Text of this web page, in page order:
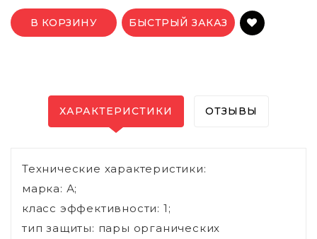
В КОРЗИНУ БЫСТРЫЙ ЗАКАЗ
ХАРАКТЕРИСТИКИ ОТЗЫВЫ
Технические характеристики:
марка: А;
класс эффективности: 1;
тип защиты: пары органических